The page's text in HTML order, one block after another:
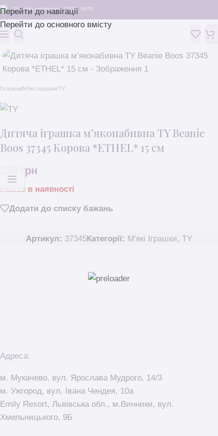
Перейти до навігації
Перейти до основного вмісту
Обробка замовлень: 10:00 - 19:00
Головна/M'які Іграшки/TY
Дитяча іграшка м’яконабивна TY Beanie
Boos 37345 Корова *ETHEL* 15 см
грн
Немає в наявності
Додати до списку бажань
Артикул: 37345Категорії: M'які Іграшки, TY
Адреса:
м. Мукачево, вул. Ярослава Мудрого, 14/3
м. Ужгород, вул. Івана Чендея, 10а
Emily Resort, Львівська обл., м.Винники, вул.
Хмельницького, 9Б